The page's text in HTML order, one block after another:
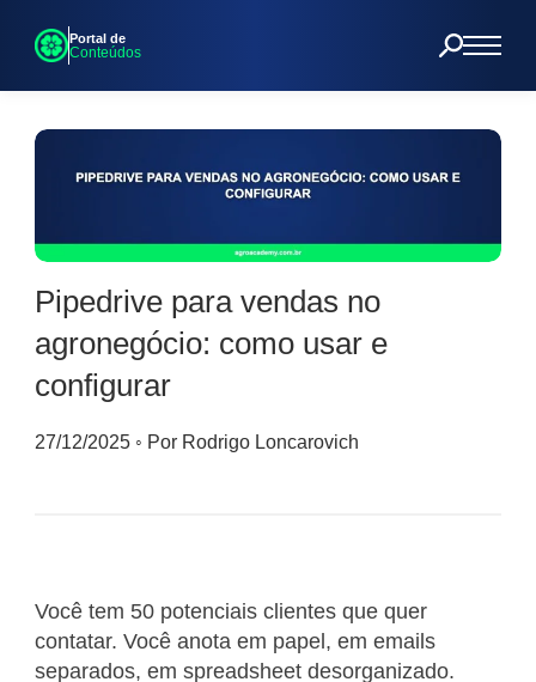
Portal de
Conteúdos
Pipedrive para vendas no
agronegócio: como usar e
configurar
27/12/2025 ◦ Por Rodrigo Loncarovich
Você tem 50 potenciais clientes que quer
contatar. Você anota em papel, em emails
separados, em spreadsheet desorganizado.